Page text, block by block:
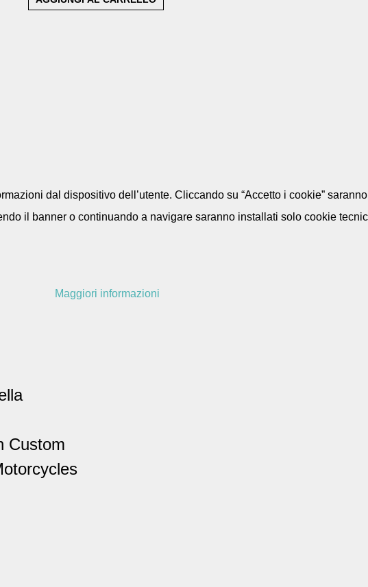
Custom
dal dispositivo dell’utente. Cliccando su “Accetto i cookie”
il banner o continuando a navigare saranno installati solo cookie
Maggiori informazioni